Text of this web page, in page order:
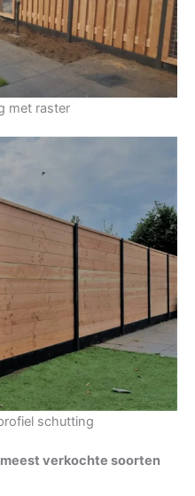
met raster
schutting
verkochte soorten